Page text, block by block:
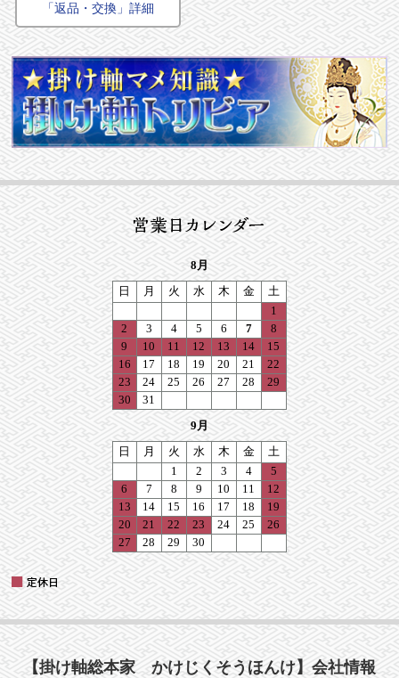
「返品・交換」詳細
【掛け軸総本家 かけじくそうほんけ】会社情報